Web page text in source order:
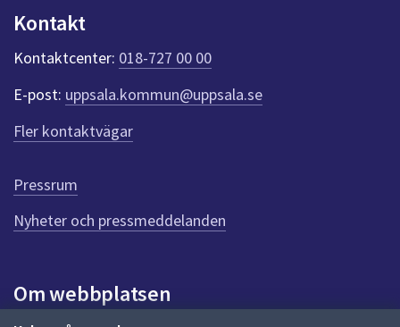
Kontakt
Kontaktcenter: 018-727 00 00
E-post: uppsala.kommun@uppsala.se
Fler kontaktvägar
Pressrum
Nyheter och pressmeddelanden
Om webbplatsen